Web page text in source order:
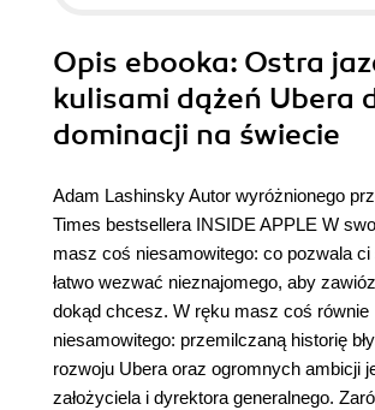
Opis ebooka: Ostra
kulisami dążeń Ubera
dominacji na świecie
Adam Lashinsky Autor wyróżnionego
Times bestsellera INSIDE APPLE W
masz coś niesamowitego: co pozwala
łatwo wezwać nieznajomego, aby
dokąd chcesz. W ręku masz coś równie
niesamowitego: przemilczaną historię
rozwoju Ubera oraz ogromnych ambicji
założyciela i dyrektora generalnego.